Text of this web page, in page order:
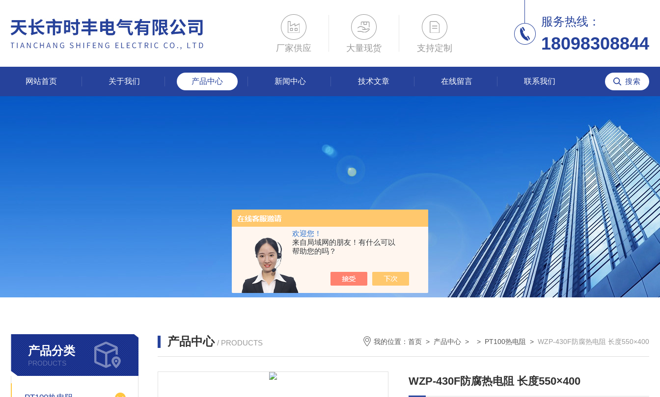
欢迎您！
来自局域网的朋友！有什么可以
帮助您的吗？
厂家供应 大量现货 支持定制
服务热线：
18098308844
网站首页 关于我们 产品中心 新闻中心 技术文章 在线留言 联系我们
产品分类
PRODUCTS
产品中心 / PRODUCTS 我的位置： 首页 > 产品中心 > > PT100热电阻 > WZP-430F防腐热电阻 长度550×400
WZP-430F防腐热电阻 长度550×400